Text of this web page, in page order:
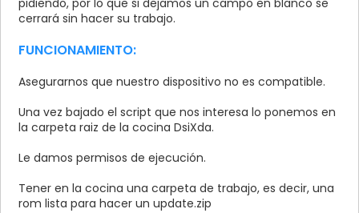
pidiendo, por lo que si dejamos un campo en blanco se
cerrará sin hacer su trabajo.
FUNCIONAMIENTO:
Asegurarnos que nuestro dispositivo no es compatible.
Una vez bajado el script que nos interesa lo ponemos en
la carpeta raiz de la cocina DsiXda.
Le damos permisos de ejecución.
Tener en la cocina una carpeta de trabajo, es decir, una
rom lista para hacer un update.zip